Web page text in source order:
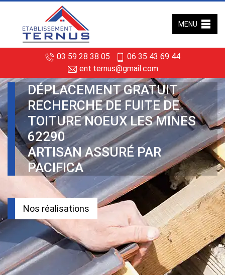
03 59 28 38 05
06 35 43 69 44
ent.ternus@gmail.com
MENU
DÉPLACEMENT GRATUIT
RECHERCHE DE FUITE DE
TOITURE NOEUX LES MINES
62290
ARTISAN ASSURÉ PAR
PACIFICA
Nos réalisations